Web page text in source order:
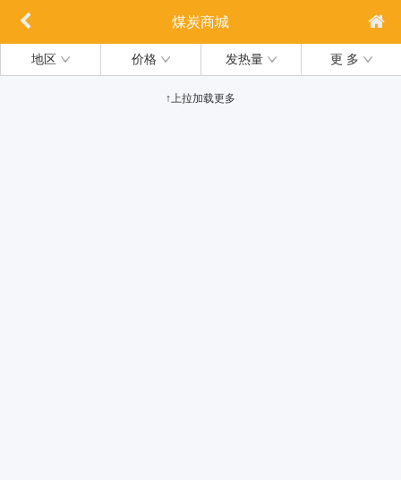
煤炭商城
地区 价格 发热量 更 多
↑上拉加载更多